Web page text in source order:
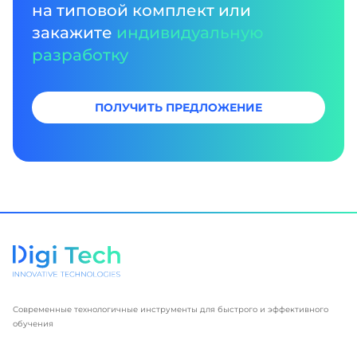
на типовой комплект или
закажите индивидуальную
разработку
ПОЛУЧИТЬ ПРЕДЛОЖЕНИЕ
Современные технологичные инструменты для быстрого и эффективного
обучения